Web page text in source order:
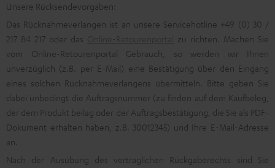
Unsere Rücksendevorgaben:
Das Rücknahmeverlangen ist an unsere Servicehotline +49 (0) 30 /
217 84 217 oder das
zu richten. Machen Sie
vom Online-Retourenportal Gebrauch, so werden wir Ihnen
unverzüglich (z.B. per E-Mail) eine Bestätigung über den Eingang
eines solchen Rücknahmeverlangens übermitteln. Bitte geben Sie
dabei unbedingt die Auftragsnummer (zu finden auf dem Kaufbeleg,
der dem Produkt beilag oder der Auftragsbestätigung, die Sie als PDF-
Dokument erhalten haben, z.B. 30012345) und Ihre E-Mail-Adresse
an.
Nach der Ausübung des vertraglichen Rückgaberechts sind Sie